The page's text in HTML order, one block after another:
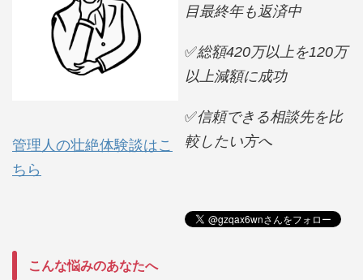
管理人の壮絶体験談はこ
ちら
目最終年も返済中
✅総額420万以上を120万
以上減額に成功
✅信頼できる相談先を比
較したい方へ
こんな悩みのあなたへ